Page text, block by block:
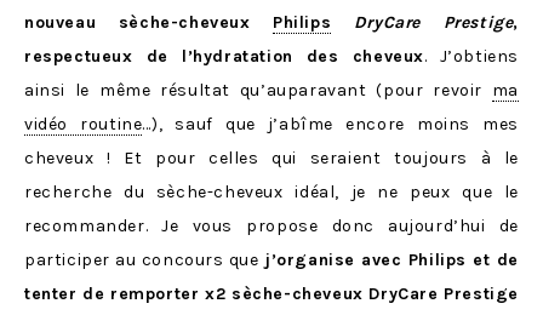
nouveau sèche-cheveux Philips DryCare Prestige,
respectueux de l’hydratation des cheveux. J’obtiens
ainsi le même résultat qu’auparavant (pour revoir ma
vidéo routine…), sauf que j’abîme encore moins mes
cheveux ! Et pour celles qui seraient toujours à le
recherche du sèche-cheveux idéal, je ne peux que le
recommander. Je vous propose donc aujourd’hui de
participer au concours que j’organise avec Philips et de
tenter de remporter x2 sèche-cheveux DryCare Prestige